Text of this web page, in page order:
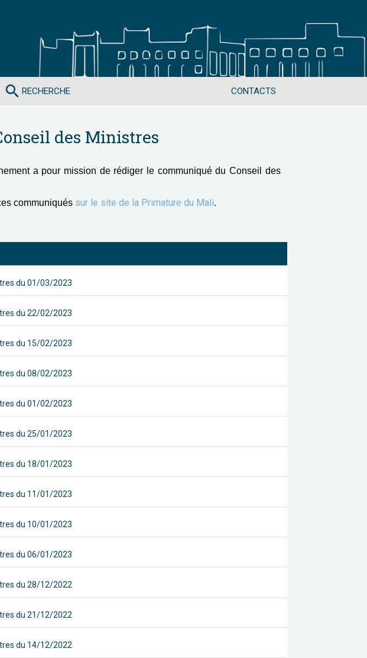
CONTACTS
search RECHERCHE
des Ministres
a pour mission de rédiger le communiqué du Conseil des
communiqués sur le site de la Primature du Mali.
du 01/03/2023
du 22/02/2023
du 15/02/2023
du 08/02/2023
du 01/02/2023
du 25/01/2023
du 18/01/2023
du 11/01/2023
du 10/01/2023
du 06/01/2023
du 28/12/2022
du 21/12/2022
du 14/12/2022